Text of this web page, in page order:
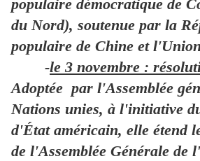
populaire démocratique de
du Nord), soutenue par la
populaire de Chine et
-le 3 novembre :
Adoptée par l'Assemblée
Nations unies, à l'initiative
d'État américain, elle étend
de l'Assemblée Générale de